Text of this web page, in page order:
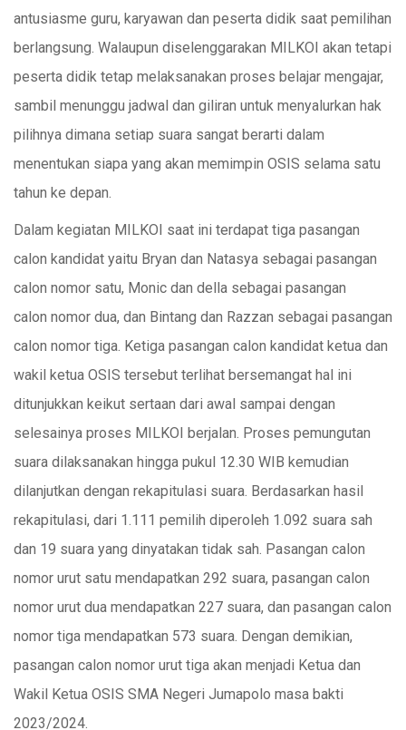
antusiasme guru, karyawan dan peserta didik saat pemilihan
berlangsung. Walaupun diselenggarakan MILKOI akan tetapi
peserta didik tetap melaksanakan proses belajar mengajar,
sambil menunggu jadwal dan giliran untuk menyalurkan hak
pilihnya dimana setiap suara sangat berarti dalam
menentukan siapa yang akan memimpin OSIS selama satu
tahun ke depan.
Dalam kegiatan MILKOI saat ini terdapat tiga pasangan
calon kandidat yaitu Bryan dan Natasya sebagai pasangan
calon nomor satu, Monic dan della sebagai pasangan
calon nomor dua, dan Bintang dan Razzan sebagai pasangan
calon nomor tiga. Ketiga pasangan calon kandidat ketua dan
wakil ketua OSIS tersebut terlihat bersemangat hal ini
ditunjukkan keikut sertaan dari awal sampai dengan
selesainya proses MILKOI berjalan. Proses pemungutan
suara dilaksanakan hingga pukul 12.30 WIB kemudian
dilanjutkan dengan rekapitulasi suara. Berdasarkan hasil
rekapitulasi, dari 1.111 pemilih diperoleh 1.092 suara sah
dan 19 suara yang dinyatakan tidak sah. Pasangan calon
nomor urut satu mendapatkan 292 suara, pasangan calon
nomor urut dua mendapatkan 227 suara, dan pasangan calon
nomor tiga mendapatkan 573 suara. Dengan demikian,
pasangan calon nomor urut tiga akan menjadi Ketua dan
Wakil Ketua OSIS SMA Negeri Jumapolo masa bakti
2023/2024.